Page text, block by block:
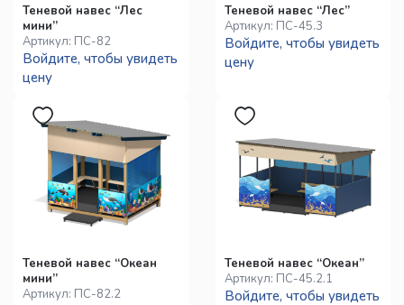
Теневой навес “Лес
мини”
Артикул: ПС-82
Войдите, чтобы увидеть
цену
Теневой навес “Лес”
Артикул: ПС-45.3
Войдите, чтобы увидеть
цену
Теневой навес “Океан
мини”
Артикул: ПС-82.2
Теневой навес “Океан”
Артикул: ПС-45.2.1
Войдите, чтобы увидеть